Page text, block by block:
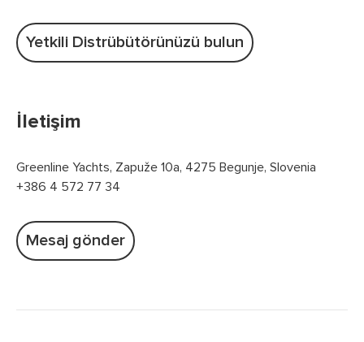
Yetkili Distrübütörünüzü bulun
İletişim
Greenline Yachts, Zapuže 10a, 4275 Begunje, Slovenia
+386 4 572 77 34
Mesaj gönder